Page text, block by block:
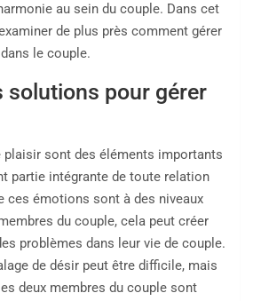
au sein du couple. Dans cet
de plus près comment gérer
le couple.
solutions pour gérer
plaisir sont des éléments importants
partie intégrante de toute relation
ces émotions sont à des niveaux
du couple, cela peut créer
problèmes dans leur vie de couple.
de désir peut être difficile, mais
deux membres du couple sont